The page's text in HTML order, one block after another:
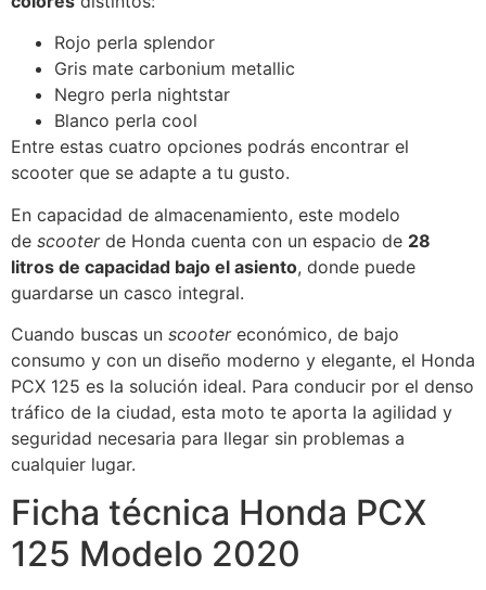
Rojo perla splendor
Gris mate carbonium metallic
Negro perla nightstar
Blanco perla cool
Entre estas cuatro opciones podrás encontrar el
scooter que se adapte a tu gusto.
En capacidad de almacenamiento, este modelo
de scooter de Honda cuenta con un espacio de 28
litros de capacidad bajo el asiento, donde puede
guardarse un casco integral.
Cuando buscas un scooter económico, de bajo
consumo y con un diseño moderno y elegante, el Honda
PCX 125 es la solución ideal. Para conducir por el denso
tráfico de la ciudad, esta moto te aporta la agilidad y
seguridad necesaria para llegar sin problemas a
cualquier lugar.
Ficha técnica Honda PCX
125 Modelo 2020